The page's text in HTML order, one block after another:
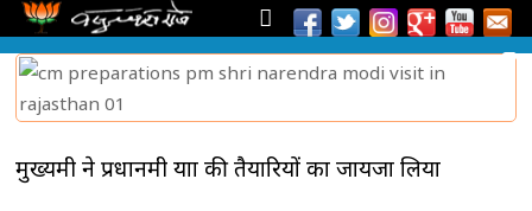
मुख्यमंत्री ने प्रधानमंत्री यात्रा की तैयारियों का जायजा लिया